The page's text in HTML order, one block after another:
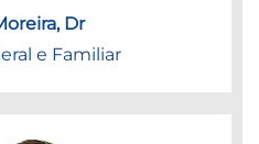
Dr
e Familiar